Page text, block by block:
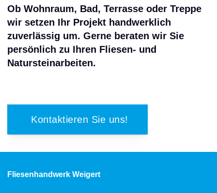
Ob Wohnraum, Bad, Terrasse oder Treppe
wir setzen Ihr Projekt handwerklich
zuverlässig um. Gerne beraten wir Sie
persönlich zu Ihren Fliesen- und
Natursteinarbeiten.
Kontaktieren Sie uns!
Fliesenhandwerk Weigert